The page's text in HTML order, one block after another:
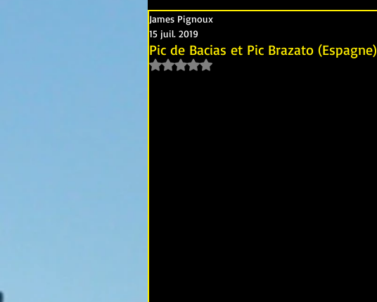
Pic de Bacias et Pic Brazato (Espagne)
James Pignoux
15 juil. 2019
Noté NaN étoiles sur 5.